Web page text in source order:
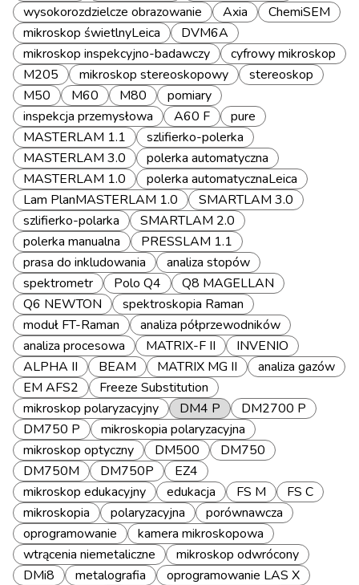
wysokorozdzielcze obrazowanie
Axia
ChemiSEM
mikroskop świetlnyLeica
DVM6A
mikroskop inspekcyjno-badawczy
cyfrowy mikroskop
M205
mikroskop stereoskopowy
stereoskop
M50
M60 M80
pomiary
inspekcja przemysłowa
A60 F
pure
MASTERLAM 1.1
szlifierko-polerka
MASTERLAM 3.0
polerka automatyczna
MASTERLAM 1.0
polerka automatycznaLeica
Lam PlanMASTERLAM 1.0
SMARTLAM 3.0
szlifierko-polarka
SMARTLAM 2.0
polerka manualna
PRESSLAM 1.1
prasa do inkludowania
analiza stopów
spektrometr
Polo Q4
Q8 MAGELLAN
Q6 NEWTON
spektroskopia Raman
moduł FT-Raman
analiza półprzewodników
analiza procesowa
MATRIX-F II
INVENIO
ALPHA II
BEAM MATRIX MG II
analiza gazów
EM AFS2
Freeze Substitution
mikroskop polaryzacyjny
DM4 P
DM2700 P
DM750 P
mikroskopia polaryzacyjna
mikroskop optyczny
DM500
DM750
DM750M
DM750P
EZ4
mikroskop edukacyjny
edukacja FS M
FS C
mikroskopia
polaryzacyjna
porównawcza
oprogramowanie
kamera mikroskopowa
wtrącenia niemetaliczne
mikroskop odwrócony
DMi8
metalografia
oprogramowanie LAS X